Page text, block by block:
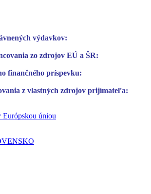
výdavkov:
zo zdrojov EÚ a ŠR:
finančného príspevku:
z vlastných zdrojov prijímateľa: